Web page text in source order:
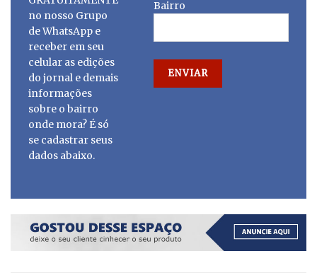
no nosso Grupo
de WhatsApp e
receber em seu
celular as edições
do jornal e demais
informações
sobre o bairro
onde mora? É só
se cadastrar seus
dados abaixo.
Bairro